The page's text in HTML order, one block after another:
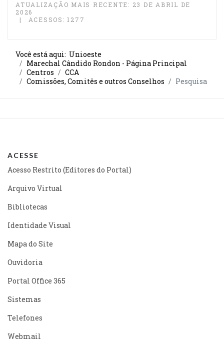
ATUALIZAÇÃO MAIS RECENTE: 23 DE ABRIL DE
2026
ACESSOS: 1277
Você está aqui: Unioeste
Marechal Cândido Rondon - Página Principal
Centros
CCA
Comissões, Comitês e outros Conselhos
Pesquisa
ACESSE
Acesso Restrito (Editores do Portal)
Arquivo Virtual
Bibliotecas
Identidade Visual
Mapa do Site
Ouvidoria
Portal Office 365
Sistemas
Telefones
Webmail